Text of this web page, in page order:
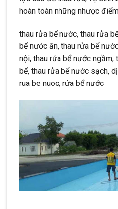
hoàn toàn những nhược
thau rửa bể nước, thau rửa
bể nước ăn, thau rửa bể
nội, thau rửa bể nước ngầm,
bể, thau rửa bể nước sạch,
rua be nuoc, rửa bể nước